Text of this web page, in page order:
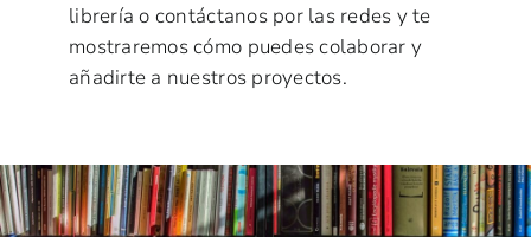
librería o contáctanos por las redes y te
mostraremos cómo puedes colaborar y
añadirte a nuestros proyectos.